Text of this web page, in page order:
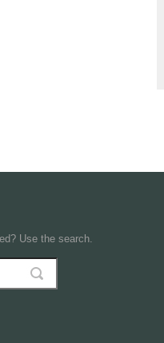
Use the search.